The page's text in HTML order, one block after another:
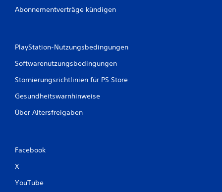
Abonnementverträge kündigen
PlayStation-Nutzungsbedingungen
Softwarenutzungsbedingungen
Stornierungsrichtlinien für PS Store
Gesundheitswarnhinweise
Über Altersfreigaben
Facebook
X
YouTube